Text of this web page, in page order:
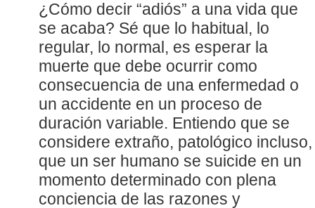
¿Cómo decir “adiós” a una vida que
se acaba? Sé que lo habitual, lo
regular, lo normal, es esperar la
muerte que debe ocurrir como
consecuencia de una enfermedad o
un accidente en un proceso de
duración variable. Entiendo que se
considere extraño, patológico incluso,
que un ser humano se suicide en un
momento determinado con plena
conciencia de las razones y